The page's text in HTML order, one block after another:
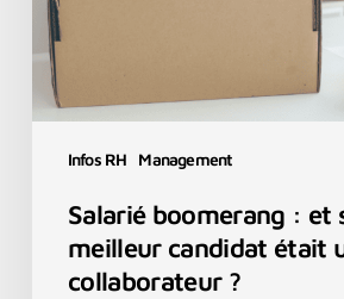
Infos RH Management
était
un
ancien
collaborateur
Salarié boomerang : et
meilleur candidat était
collaborateur ?